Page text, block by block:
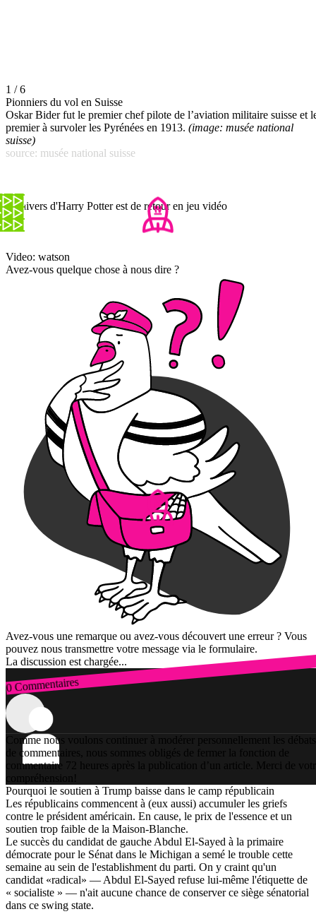
1 / 6
Pionniers du vol en Suisse
Oskar Bider fut le premier chef pilote de l’aviation militaire suisse et
premier à survoler les Pyrénées en 1913. (image: musée national
suisse)
source: musée national suisse
L'univers d'Harry Potter est de retour en jeu vidéo
Video: watson
Avez-vous quelque chose à nous dire ?
Avez-vous une remarque ou avez-vous découvert une erreur ? Vous
pouvez nous transmettre votre message via le formulaire.
La discussion est chargée...
0 Commentaires
Connexion
Comme nous voulons continuer à modérer personnellement les débats
de commentaires, nous sommes obligés de fermer la fonction de
commentaire 72 heures après la publication d’un article. Merci de
compréhension!
Pourquoi le soutien à Trump baisse dans le camp républicain
Les républicains commencent à (eux aussi) accumuler les griefs
contre le président américain. En cause, le prix de l'essence et un
soutien trop faible de la Maison-Blanche.
Le succès du candidat de gauche Abdul El-Sayed à la primaire
démocrate pour le Sénat dans le Michigan a semé le trouble cette
semaine au sein de l'establishment du parti. On y craint qu'un
candidat «radical» — Abdul El-Sayed refuse lui-même l'étiquette de
« socialiste » — n'ait aucune chance de conserver ce siège sénatorial
dans ce swing state.